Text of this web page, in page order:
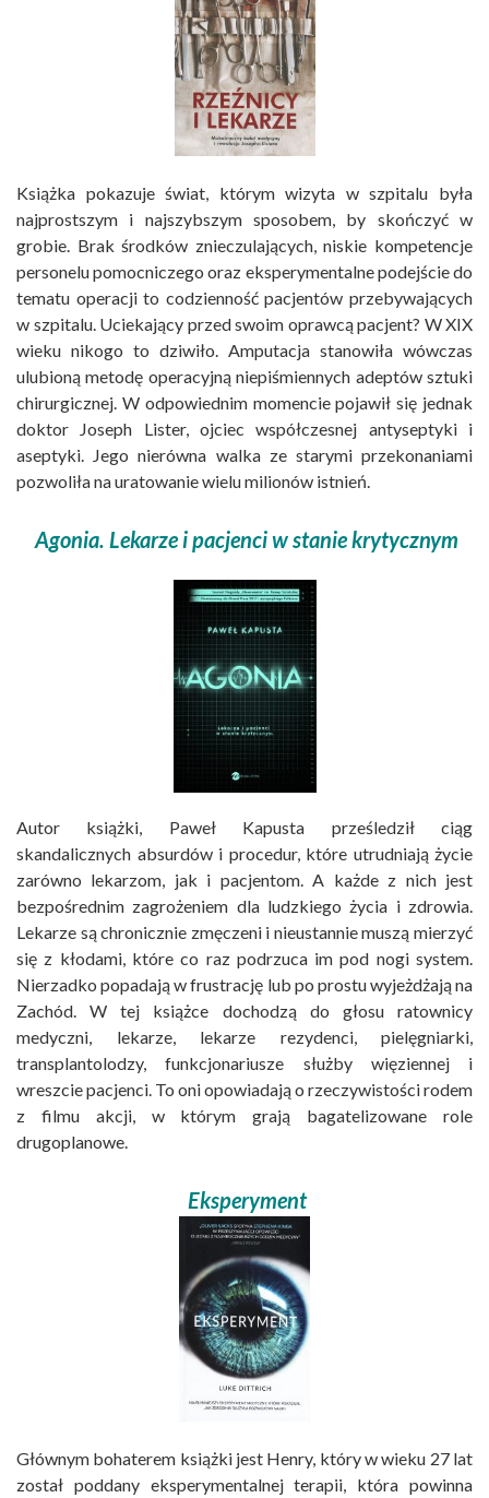
Książka pokazuje świat, którym wizyta w szpitalu była
najprostszym i najszybszym sposobem, by skończyć w
grobie. Brak środków znieczulających, niskie kompetencje
personelu pomocniczego oraz eksperymentalne podejście do
tematu operacji to codzienność pacjentów przebywających
w szpitalu. Uciekający przed swoim oprawcą pacjent? W XIX
wieku nikogo to dziwiło. Amputacja stanowiła wówczas
ulubioną metodę operacyjną niepiśmiennych adeptów sztuki
chirurgicznej. W odpowiednim momencie pojawił się jednak
doktor Joseph Lister, ojciec współczesnej antyseptyki i
aseptyki. Jego nierówna walka ze starymi przekonaniami
pozwoliła na uratowanie wielu milionów istnień.
Agonia. Lekarze i pacjenci w stanie krytycznym
Autor książki, Paweł Kapusta prześledził ciąg
skandalicznych absurdów i procedur, które utrudniają życie
zarówno lekarzom, jak i pacjentom. A każde z nich jest
bezpośrednim zagrożeniem dla ludzkiego życia i zdrowia.
Lekarze są chronicznie zmęczeni i nieustannie muszą mierzyć
się z kłodami, które co raz podrzuca im pod nogi system.
Nierzadko popadają w frustrację lub po prostu wyjeżdżają na
Zachód. W tej książce dochodzą do głosu ratownicy
medyczni, lekarze, lekarze rezydenci, pielęgniarki,
transplantolodzy, funkcjonariusze służby więziennej i
wreszcie pacjenci. To oni opowiadają o rzeczywistości rodem
z filmu akcji, w którym grają bagatelizowane role
drugoplanowe.
Eksperyment
Głównym bohaterem książki jest Henry, który w wieku 27 lat
został poddany eksperymentalnej terapii, która powinna